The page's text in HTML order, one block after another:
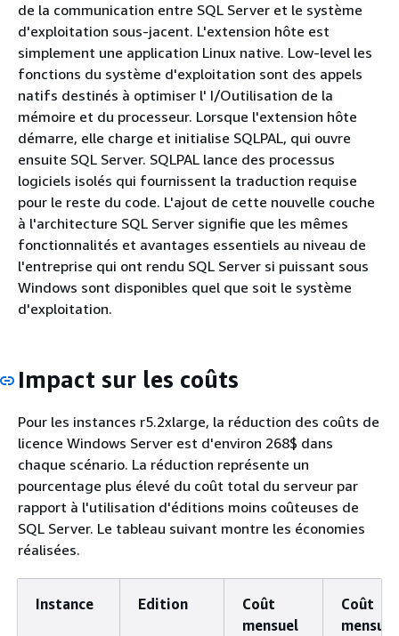
de la communication entre SQL Server et le système
d'exploitation sous-jacent. L'extension hôte est
simplement une application Linux native. Low-level les
fonctions du système d'exploitation sont des appels
natifs destinés à optimiser l' I/Outilisation de la
mémoire et du processeur. Lorsque l'extension hôte
démarre, elle charge et initialise SQLPAL, qui ouvre
ensuite SQL Server. SQLPAL lance des processus
logiciels isolés qui fournissent la traduction requise
pour le reste du code. L'ajout de cette nouvelle couche
à l'architecture SQL Server signifie que les mêmes
fonctionnalités et avantages essentiels au niveau de
l'entreprise qui ont rendu SQL Server si puissant sous
Windows sont disponibles quel que soit le système
d'exploitation.
Impact sur les coûts
Pour les instances r5.2xlarge, la réduction des coûts de
licence Windows Server est d'environ 268$ dans
chaque scénario. La réduction représente un
pourcentage plus élevé du coût total du serveur par
rapport à l'utilisation d'éditions moins coûteuses de
SQL Server. Le tableau suivant montre les économies
réalisées.
Instance Edition
Coût
mensuel
Coût
mensuel